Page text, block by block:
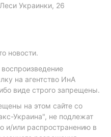
Украинки, 26
новости.
на агентство ИнА
виде строго запрещены.
на этом сайте со
Украина", не подлежат
и/или распространению в